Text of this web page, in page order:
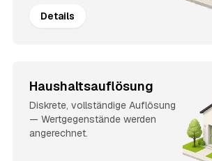
Details
Haushaltsauflösung
Diskrete, vollständige Auflösung
— Wertgegenstände werden
angerechnet.